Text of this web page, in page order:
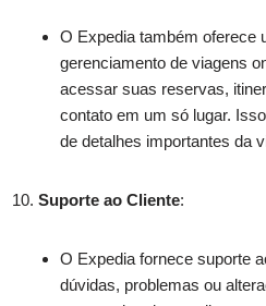
O Expedia também oferece
gerenciamento de viagens
acessar suas reservas,
contato em um só lugar.
de detalhes importantes da
Suporte ao Cliente:
O Expedia fornece suporte
dúvidas, problemas ou